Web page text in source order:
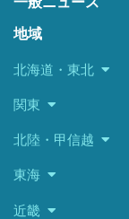
地域
北海道・東北
関東
北陸・甲信越
東海
近畿